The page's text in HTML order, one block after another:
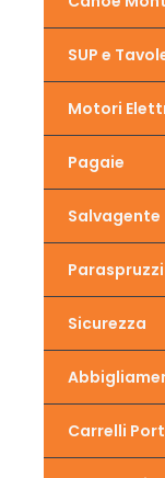
SUP e
Motori
Pagaie
Salvagente
Paraspruzzi
Sicurezza
Carrelli